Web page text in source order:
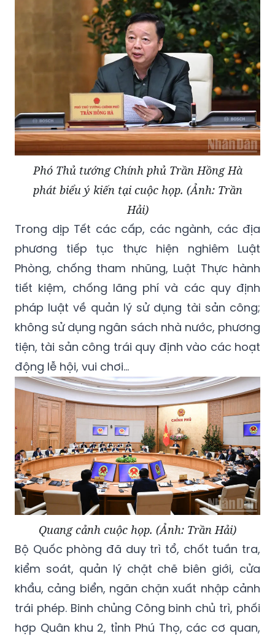
Phó Thủ tướng Chính phủ Trần Hồng Hà
phát biểu ý kiến tại cuộc họp. (Ảnh: Trần
Hải)
Trong dịp Tết các cấp, các ngành, các địa
phương tiếp tục thực hiện nghiêm Luật
Phòng, chống tham nhũng, Luật Thực hành
tiết kiệm, chống lãng phí và các quy định
pháp luật về quản lý sử dụng tài sản công;
không sử dụng ngân sách nhà nước, phương
tiện, tài sản công trái quy định vào các hoạt
động lễ hội, vui chơi...
Quang cảnh cuộc họp. (Ảnh: Trần Hải)
Bộ Quốc phòng đã duy trì tổ, chốt tuần tra,
kiểm soát, quản lý chặt chẽ biên giới, cửa
khẩu, cảng biển, ngăn chặn xuất nhập cảnh
trái phép. Binh chủng Công binh chủ trì, phối
hợp Quân khu 2, tỉnh Phú Thọ, các cơ quan,